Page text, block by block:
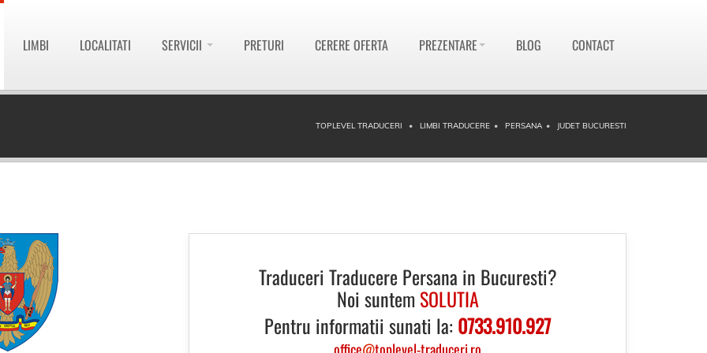
LIMBI LOCALITATI SERVICII PRETURI CERERE OFERTA PREZENTARE BLOG CONTACT
TOPLEVEL TRADUCERI LIMBI TRADUCERE PERSANA JUDET BUCURESTI
Traduceri Traducere Persana in Bucuresti?
Noi suntem SOLUTIA
Pentru informatii sunati la: 0733.910.927